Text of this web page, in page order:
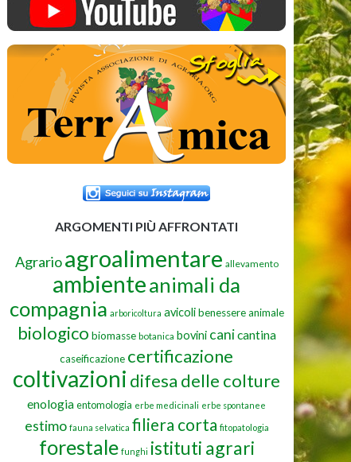
ARGOMENTI PIÙ AFFRONTATI
Agrario agroalimentare allevamento
ambienteanimali da
compagnia arboricoltura avicoli benessere animale
biologico biomasse botanica bovini canicantina
caseificazione certificazione
coltivazioni difesa delle colture
enologiaentomologia erbe medicinali erbe spontanee
estimo fauna selvatica filiera corta fitopatologia
forestale funghi istituti agrari